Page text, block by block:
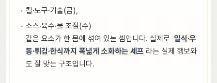
칼·도구·기술(금),
소스·육수·물 조절(수)
같은 요소가 한 몸에 섞여 있는 셈입니다. 실제로 일식·우
동·튀김·한식까지 폭넓게 소화하는 셰프 라는 실제 행보와
도 잘 맞는 구조입니다.